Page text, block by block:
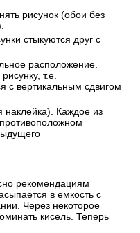
предварительно
полос могут
полос не
отметки верха и
рисунок (обои без
стыкуются друг с
расположение.
вертикальным сдвигом
Каждое из